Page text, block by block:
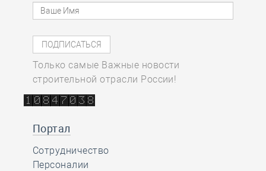
Только самые Важные новости
строительной отрасли России!
Портал
Сотрудничество
Персоналии